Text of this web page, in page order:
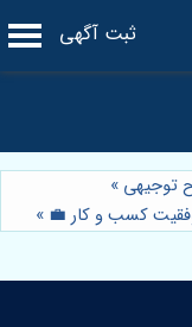
ثبت آگهی
توجیهی »
کسب و کار 💼 »